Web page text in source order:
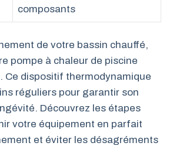
composants
de votre bassin chauffé,
pompe à chaleur de piscine
Ce dispositif thermodynamique
réguliers pour garantir son
Découvrez les étapes
votre équipement en parfait
et éviter les désagréments